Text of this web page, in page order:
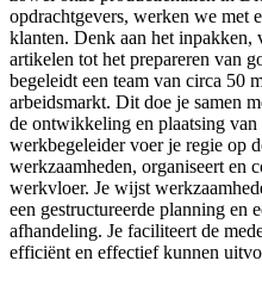
opdrachtgevers, werken we met
klanten. Denk aan het inpakken,
artikelen tot het prepareren van
begeleidt een team van circa 50
arbeidsmarkt. Dit doe je samen
de ontwikkeling en plaatsing
werkbegeleider voer je regie op
werkzaamheden, organiseert en
werkvloer. Je wijst
een gestructureerde planning en
afhandeling. Je faciliteert de
efficiënt en effectief kunnen